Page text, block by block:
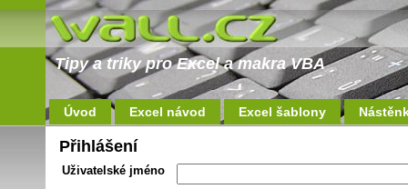
Tipy a triky pro Excel a makra VBA
Úvod Excel návod Excel šablony
Přihlášení
Uživatelské jméno